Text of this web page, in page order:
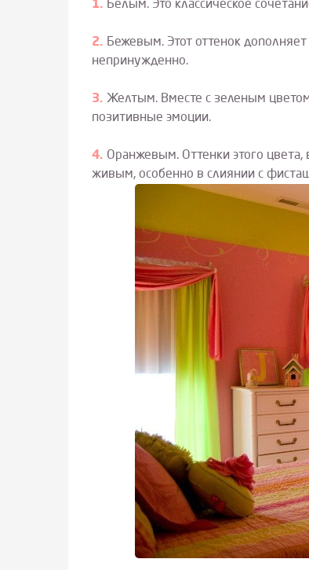
Белым. Это классическое
Бежевым. Этот оттенок
непринужденно.
Желтым. Вместе с зеленым
позитивные эмоции.
Оранжевым. Оттенки этого
живым, особенно в слиянии с